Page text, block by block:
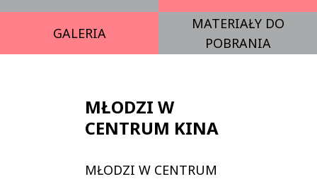
GALERIA
MATERIAŁY DO
POBRANIA
MŁODZI W
CENTRUM KINA
MŁODZI W CENTRUM